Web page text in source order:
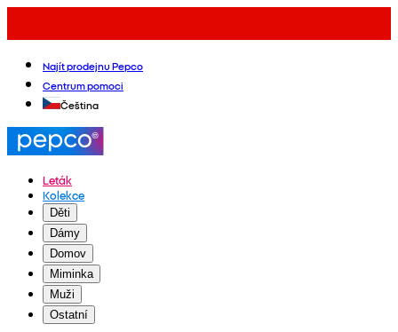
Najít prodejnu Pepco
Centrum pomoci
Čeština
Leták
Kolekce
Děti
Dámy
Domov
Miminka
Muži
Ostatní